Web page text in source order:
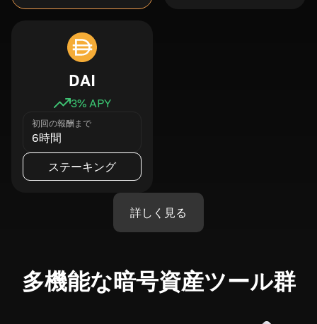
DAI
3% APY
初回の報酬まで
6時間
ステーキング
詳しく見る
多機能な暗号資産ツール群